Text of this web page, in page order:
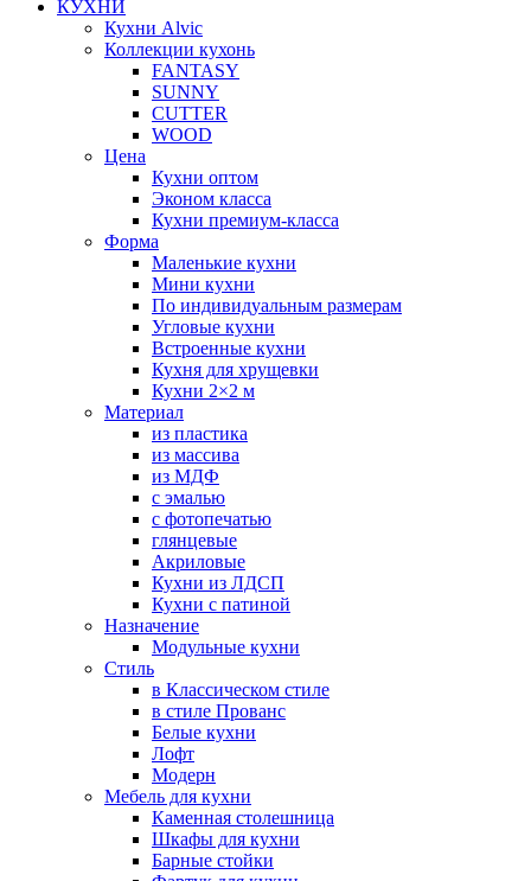
КУХНИ
Кухни Alvic
Коллекции кухонь
FANTASY
SUNNY
CUTTER
WOOD
Цена
Кухни оптом
Эконом класса
Кухни премиум-класса
Форма
Маленькие кухни
Мини кухни
По индивидуальным размерам
Угловые кухни
Встроенные кухни
Кухня для хрущевки
Кухни 2×2 м
Материал
из пластика
из массива
из МДФ
с эмалью
с фотопечатью
глянцевые
Акриловые
Кухни из ЛДСП
Кухни с патиной
Назначение
Модульные кухни
Стиль
в Классическом стиле
в стиле Прованс
Белые кухни
Лофт
Модерн
Мебель для кухни
Каменная столешница
Шкафы для кухни
Барные стойки